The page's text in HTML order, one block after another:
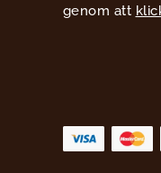
genom att